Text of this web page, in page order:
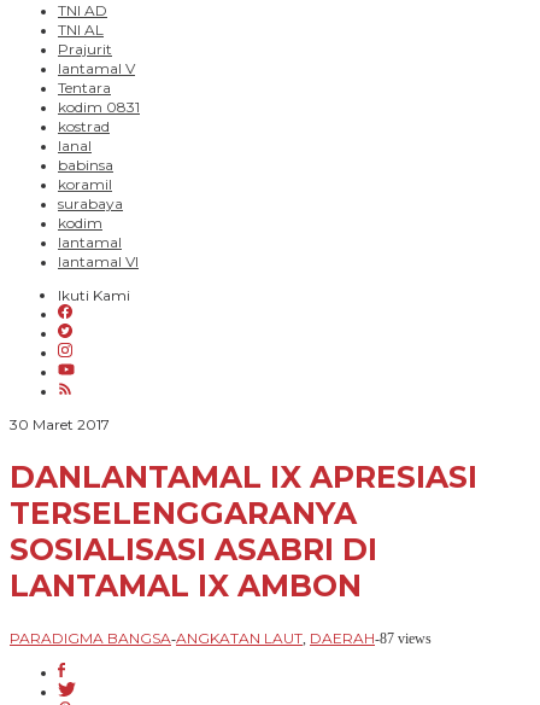
TNI AD
TNI AL
Prajurit
lantamal V
Tentara
kodim 0831
kostrad
lanal
babinsa
koramil
surabaya
kodim
lantamal
lantamal VI
Ikuti Kami
30 Maret 2017
DANLANTAMAL IX APRESIASI
TERSELENGGARANYA
SOSIALISASI ASABRI DI
LANTAMAL IX AMBON
PARADIGMA BANGSA-ANGKATAN LAUT, DAERAH-87 views